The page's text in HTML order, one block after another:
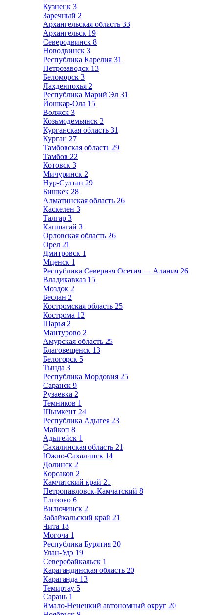
Кузнецк 3
Заречный 2
Архангельская область 33
Архангельск 19
Северодвинск 8
Новодвинск 3
Республика Карелия 31
Петрозаводск 13
Беломорск 3
Лахденпохья 2
Республика Марий Эл 31
Йошкар-Ола 15
Волжск 3
Козьмодемьянск 2
Курганская область 31
Курган 27
Тамбовская область 29
Тамбов 22
Котовск 3
Мичуринск 2
Нур-Султан 29
Бишкек 28
Алматинская область 26
Каскелен 3
Талгар 3
Капшагай 3
Орловская область 26
Орел 21
Дмитровск 1
Мценск 1
Республика Северная Осетия — Алания 26
Владикавказ 15
Моздок 2
Беслан 2
Костромская область 25
Кострома 12
Шарья 2
Мантурово 2
Амурская область 25
Благовещенск 13
Белогорск 5
Тында 3
Республика Мордовия 25
Саранск 9
Рузаевка 2
Темников 1
Шымкент 24
Республика Адыгея 23
Майкоп 8
Адыгейск 1
Сахалинская область 21
Южно-Сахалинск 14
Долинск 2
Корсаков 2
Камчатский край 21
Петропавловск-Камчатский 8
Елизово 6
Вилючинск 2
Забайкальский край 21
Чита 18
Могоча 1
Республика Бурятия 20
Улан-Удэ 19
Северобайкальск 1
Карагандинская область 20
Караганда 13
Темиртау 5
Сарань 1
Ямало-Ненецкий автономный округ 20